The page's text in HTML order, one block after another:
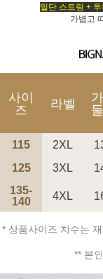
밀단 스트링 +
가볍고
사이
즈
라벨
115 2XL
125
3XL
135-
140
4XL
* 상품사이즈 치수는
** 본